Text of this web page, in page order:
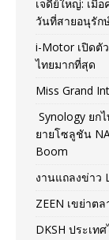
เจดีย์ใหญ่: เมื่
วันที่สายอนุรัก
i-Motor เปิดตั
ไทยมากที่สุด
Miss Grand
Synology ยก
ยายโซลูชัน
Boom
งานแถลงข่าว
ZEEN เขย่าต
DKSH ประเท